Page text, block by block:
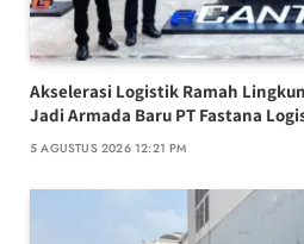
Akselerasi Logistik Ramah
Jadi Armada Baru PT Fastana
5 AGUSTUS 2026 12:21 PM